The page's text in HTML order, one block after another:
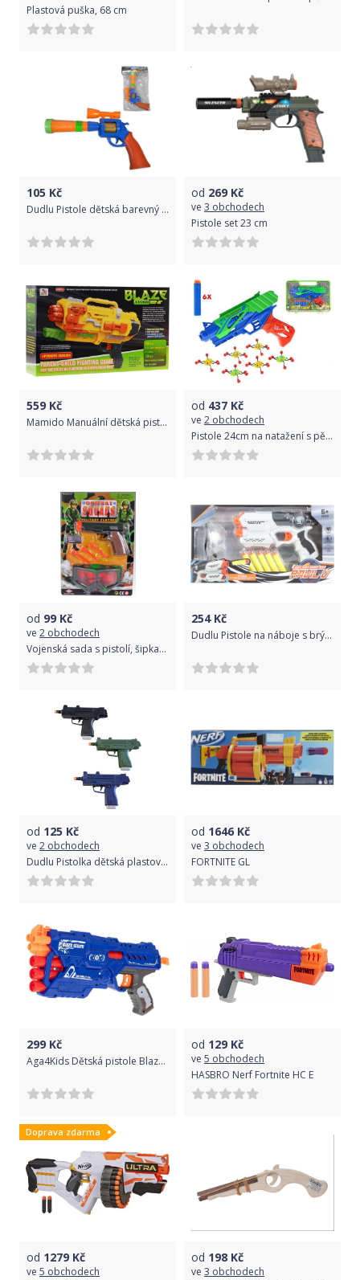
Plastová puška, 68 cm
105 Kč
Dudlu Pistole dětská barevný kolt se zaměřovačem plast na baterie Světlo Zvuk
od 269 Kč
ve 3 obchodech
Pistole set 23 cm
559 Kč
Mamido Manuální dětská pistole Blaze Storm žlutá
od 437 Kč
ve 2 obchodech
Pistole 24cm na natažení s pěnovými náboji 6ks a hmyzem jako terč v kufříku
od 99 Kč
ve 2 obchodech
Vojenská sada s pistolí, šipkami a krytem na oči
254Kč
Dudlu Pistole na náboje s brýlemi
od 125 Kč
ve 2 obchodech
Dudlu Pistolka dětská plastová 24cm revolver na baterie Zvuk 3 barvy
od 1646 Kč
ve 3 obchodech
FORTNITE GL
299 Kč
Aga4Kids Dětská pistole Blazem Storm + 10 nábojů
od 129 Kč
ve 5 obchodech
HASBRO Nerf Fortnite HC E
Doprava zdarma
od 1279 Kč
ve 5 obchodech
od 198 Kč
ve 3 obchodech